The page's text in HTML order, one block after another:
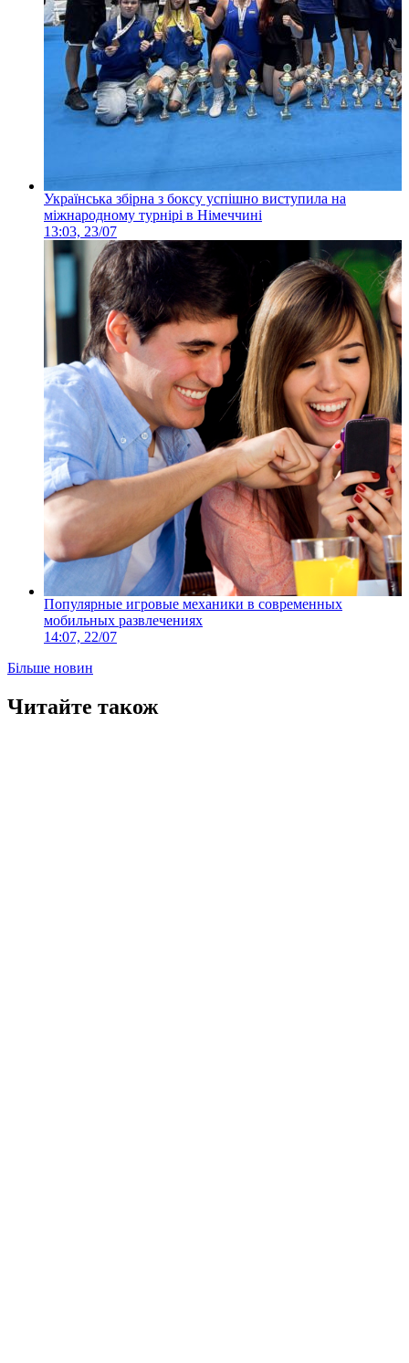
Українська збірна з боксу успішно виступила на
міжнародному турнірі в Німеччині
13:03, 23/07
Популярные игровые механики в современных
мобильных развлечениях
14:07, 22/07
Більше новин
Читайте також